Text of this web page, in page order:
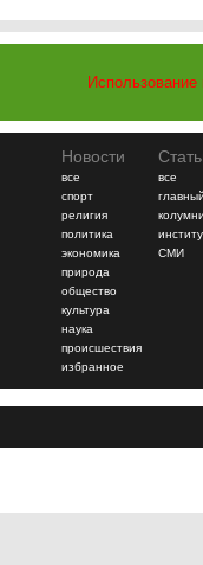
Новости
все
спорт
религия
политика
экономика
природа
общество
культура
наука
происшествия
избранное
все
СМИ